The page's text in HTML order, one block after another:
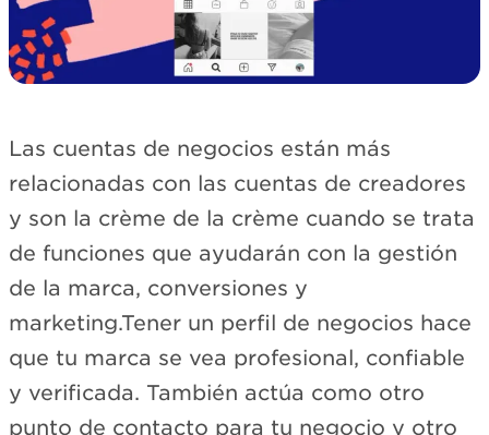
Las cuentas de negocios están más
relacionadas con las cuentas de creadores
y son la crème de la crème cuando se trata
de funciones que ayudarán con la gestión
de la marca, conversiones y
marketing.Tener un perfil de negocios hace
que tu marca se vea profesional, confiable
y verificada. También actúa como otro
punto de contacto para tu negocio y otro